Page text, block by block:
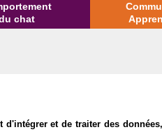
chat
et de traiter des